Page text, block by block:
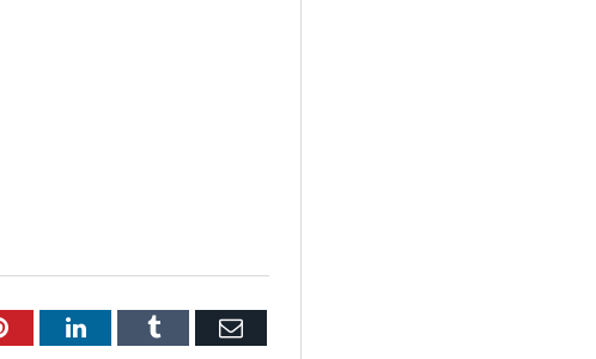
PinterestLinkedInTumblr Email